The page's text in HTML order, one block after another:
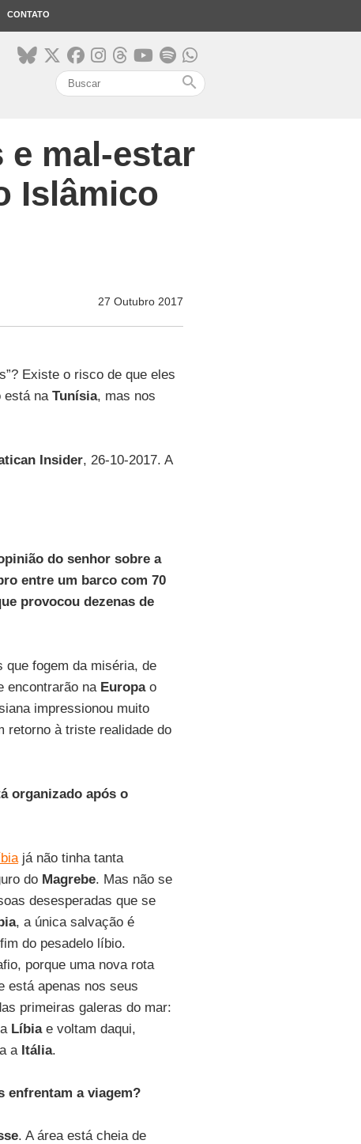
CONTATO
search
e mal-estar
Islâmico
27 Outubro 2017
Existe o risco de que eles
está na Tunísia, mas nos
Insider, 26-10-2017. A
do senhor sobre a
entre um barco com 70
provocou dezenas de
que fogem da miséria, de
encontrarão na Europao
impressionou muito
retorno à triste realidade do
organizado após o
já não tinha tanta
do Magrebe. Mas não se
desesperadas que se
, a única salvação é
do pesadelo líbio.
porque uma nova rota
está apenas nos seus
primeiras galeras do mar:
Líbiae voltam daqui,
a Itália.
enfrentam a viagem?
. A área está cheia de